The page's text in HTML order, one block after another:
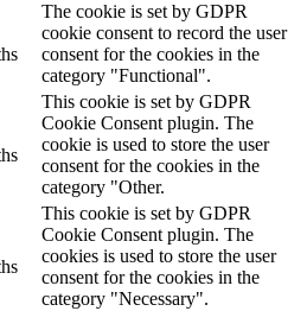
The cookie is set by GDPR
cookie consent to record the user
consent for the cookies in the
category "Functional".
This cookie is set by GDPR
Cookie Consent plugin. The
cookie is used to store the user
consent for the cookies in the
category "Other.
This cookie is set by GDPR
Cookie Consent plugin. The
cookies is used to store the user
consent for the cookies in the
category "Necessary".